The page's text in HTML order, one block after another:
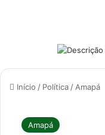
Início / Política / Amapá
Amapá